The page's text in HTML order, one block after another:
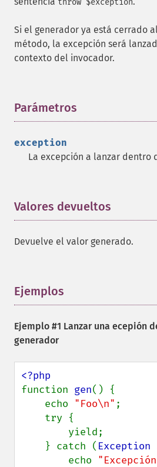
throw $exception
Si el generador ya está cerrado
método, la excepción será
contexto del invocador.
Parámetros
exception
La excepción a lanzar dentro
Valores devueltos
Devuelve el valor generado.
Ejemplos
Ejemplo #1 Lanzar una ecepión
generador
function gen() {
    echo
"Foo\n" ;
    } catch (
Exception
        echo